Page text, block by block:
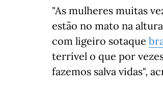
"As mulheres muitas
estão no mato na
com ligeiro sotaque
terrível o que por
fazemos salva vidas",